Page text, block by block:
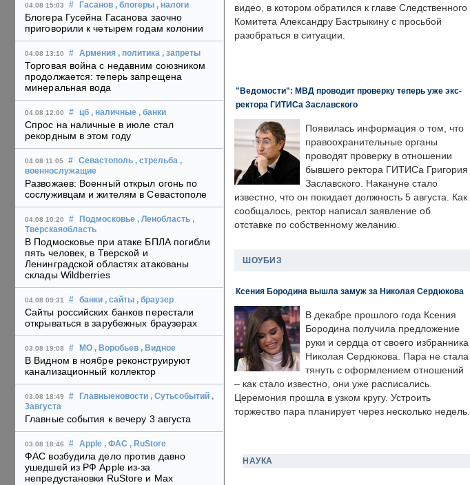
04.08 15:03 # Гасанов , блогеры , налоги
Блогера Гусейна Гасанова заочно
приговорили к четырем годам колонии
04.08 13:10 # Армения , политика , запреты
Торговая война с недавним союзником
продолжается: теперь запрещена
минеральная вода
04.08 12:00 # цб , наличные , банки
Спрос на наличные в июле стал
рекордным в этом году
04.08 11:05 # Севастополь , стрельба ,
военнослужащие
Развожаев: Военный открыл огонь по
сослуживцам и жителям в Севастополе
04.08 10:20 # Подмосковье , Ленобласть ,
Тверскаяобласть
В Подмосковье при атаке БПЛА погибли
пять человек, в Тверской и
Ленинградской областях атакованы
склады Wildberries
04.08 09:31 # банки , сайты , браузер
Сайты российских банков перестали
открываться в зарубежных браузерах
03.08 19:08 # МО , Воробьев , Видное
В Видном в ноябре реконструируют
канализационный коллектор
03.08 18:49 # Главныеновости , Сутьсобытий ,
3августа
Главные события к вечеру 3 августа
03.08 18:46 # Apple , ФАС , RuStore
ФАС возбудила дело против давно
ушедшей из РФ Apple из-за
непредустановки RuStore и Max
видео, в котором обратился к главе Следственного
Комитета Александру Бастрыкину с просьбой
разобраться в ситуации.
"Ведомости": МВД проводит проверку теперь уже экс-
ректора ГИТИСа Заславского
Появилась информация о том, что
правоохранительные органы
проводят проверку в отношении
бывшего ректора ГИТИСа Григория
Заславского. Накануне стало
известно, что он покидает должность 5 августа. Как
сообщалось, ректор написал заявление об
отставке по собственному желанию.
ШОУБИЗ
Ксения Бородина вышла замуж за Николая Сердюкова
В декабре прошлого года Ксения
Бородина получила предложение
руки и сердца от своего избранника
Николая Сердюкова. Пара не стала
тянуть с оформлением отношений
– как стало известно, они уже расписались.
Церемония прошла в узком кругу. Устроить
торжество пара планирует через несколько недель.
НАУКА